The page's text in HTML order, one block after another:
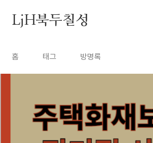
LjH북두칠성
홈 태그 방명록